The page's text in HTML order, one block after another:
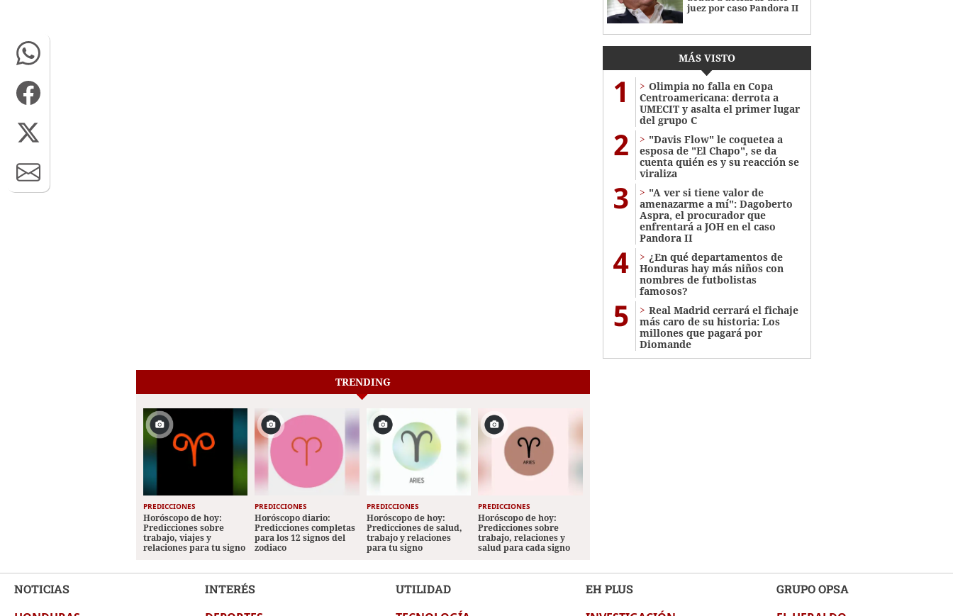
juez por caso Pandora II
MÁS VISTO
1
Olimpia no falla en Copa
Centroamericana: derrota a
UMECIT y asalta el primer lugar
del grupo C
2
"Davis Flow" le coquetea a
esposa de "El Chapo", se da
cuenta quién es y su reacción se
viraliza
3
"A ver si tiene valor de
amenazarme a mí": Dagoberto
Aspra, el procurador que
enfrentará a JOH en el caso
Pandora II
4
¿En qué departamentos de
Honduras hay más niños con
nombres de futbolistas
famosos?
5
Real Madrid cerrará el fichaje
más caro de su historia: Los
millones que pagará por
Diomande
TRENDING
PREDICCIONES
Horóscopo de hoy:
Predicciones sobre
trabajo, viajes y
relaciones para tu signo
PREDICCIONES
Horóscopo diario:
Predicciones completas
para los 12 signos del
zodiaco
PREDICCIONES
Horóscopo de hoy:
Predicciones de salud,
trabajo y relaciones
para tu signo
PREDICCIONES
Horóscopo de hoy:
Predicciones sobre
trabajo, relaciones y
salud para cada signo
NOTICIAS INTERÉS UTILIDAD EH PLUS GRUPO OPSA